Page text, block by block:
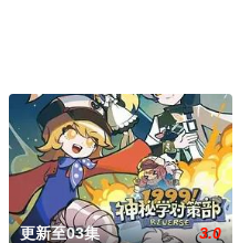
更新至03集 3.0